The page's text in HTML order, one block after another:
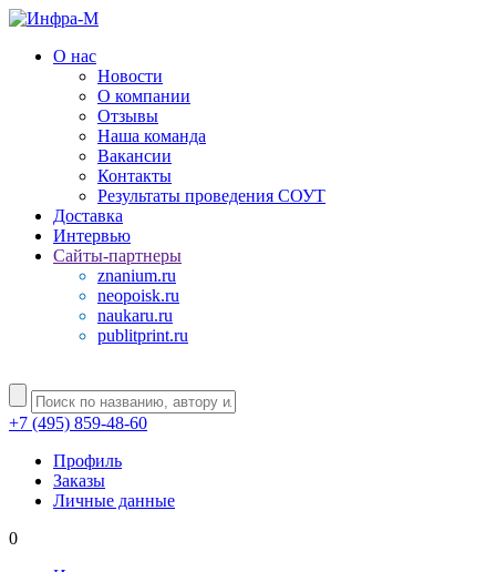
О нас
Новости
О компании
Отзывы
Наша команда
Вакансии
Контакты
Результаты проведения СОУТ
Доставка
Интервью
Сайты-партнеры
znanium.ru
neopoisk.ru
naukaru.ru
publitprint.ru
+7 (495) 859-48-60
Профиль
Заказы
Личные данные
0